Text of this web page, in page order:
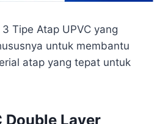
Tipe Atap UPVC yang
untuk membantu
atap yang tepat untuk
Double Layer